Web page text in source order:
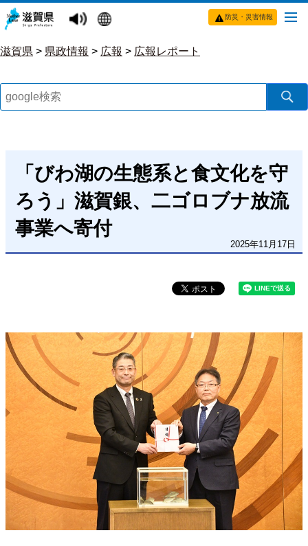
防災・災害情報
滋賀県 > 県政情報 > 広報 > 広報レポート
「びわ湖の生態系と食文化を守
ろう」滋賀銀、二ゴロブナ放流
事業へ寄付
2025年11月17日